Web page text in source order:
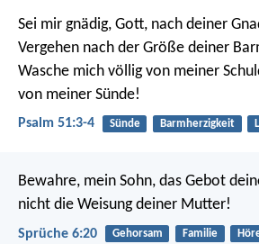
Sei mir gnädig, Gott, nach deiner
Vergehen nach der Größe deiner
Wasche mich völlig von meiner
von meiner Sünde!
Psalm 51:3-4 Sünde Barmherzigkeit
Bewahre, mein Sohn, das Gebot
nicht die Weisung deiner Mutter!
Sprüche 6:20 Gehorsam Familie